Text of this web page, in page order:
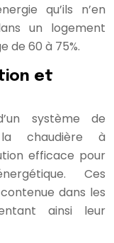
qu’ils n’en
un logement
de 60 à 75%.
et
système de
chaudière à
efficace pour
Ces
dans les
ainsi leur